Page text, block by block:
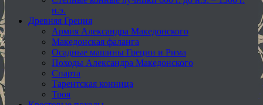
н.э.
Древняя Греция
Армия Александра Македонского
Македонская фаланга
Осадные машины Греции и Рима
Походы Александра Македонского
Спарта
Тарентская конница
Троя